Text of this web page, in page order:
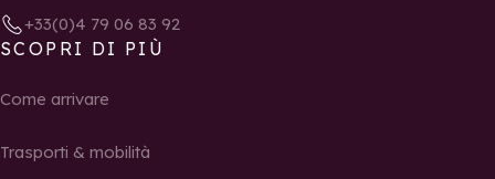
+33(0)4 79 06 83 92
SCOPRI DI PIÙ
Come arrivare
Trasporti & mobilità